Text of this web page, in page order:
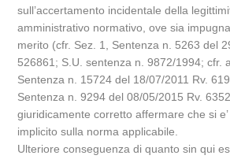
sull’accertamento incidentale della
amministrativo normativo, ove sia
merito (cfr. Sez. 1, Sentenza n. 5263 del
526861; S.U. sentenza n. 9872/1994; cfr.
Sentenza n. 15724 del 18/07/2011 Rv.
Sentenza n. 9294 del 08/05/2015 Rv.
giuridicamente corretto affermare che si
implicito sulla norma applicabile.
Ulteriore conseguenza di quanto sin qui